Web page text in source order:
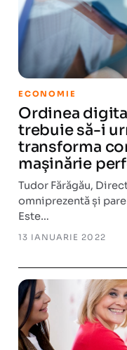
ECONOMIE
Ordinea
trebuie să-i
transforma
mașinărie
Tudor Fărăgău,
omniprezentă și
Este…
13 IANUARIE 2022